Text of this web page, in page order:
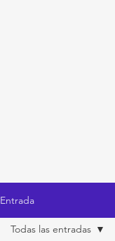
Entrada
Todas las entradas